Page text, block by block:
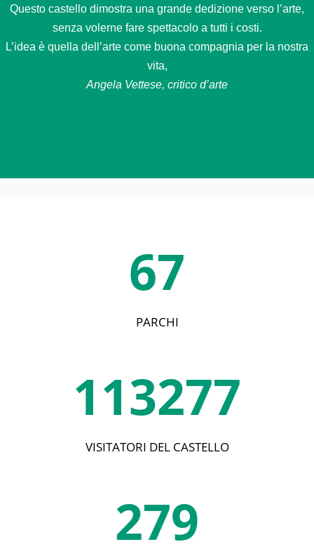
Questo castello dimostra una grande dedizione verso l’arte,
senza volerne fare spettacolo a tutti i costi.
L’idea è quella dell’arte come buona compagnia per la nostra
vita,
Angela Vettese, critico d’arte
67
PARCHI
113277
VISITATORI DEL CASTELLO
279